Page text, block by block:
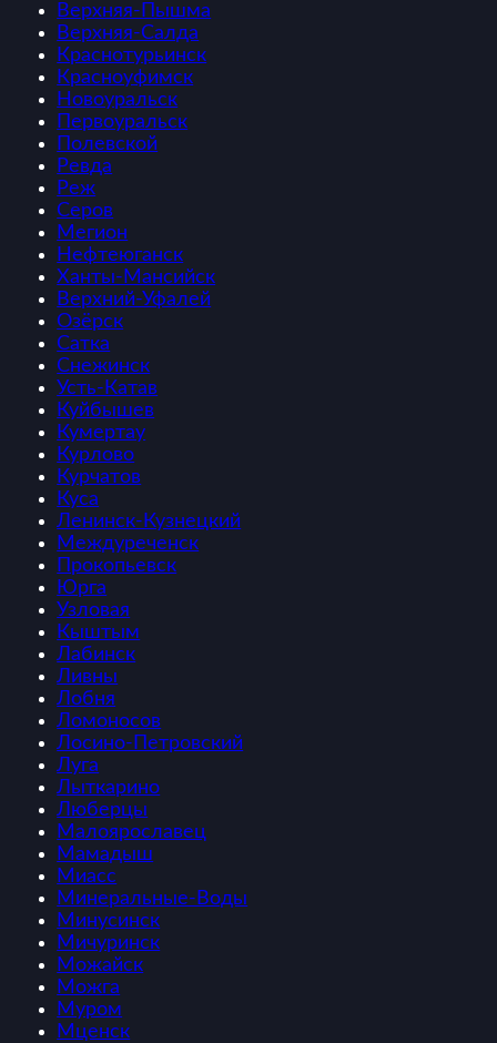
Верхняя-Пышма
Верхняя-Салда
Краснотурьинск
Красноуфимск
Новоуральск
Первоуральск
Полевской
Ревда
Реж
Серов
Мегион
Нефтеюганск
Ханты-Мансийск
Верхний-Уфалей
Озёрск
Сатка
Снежинск
Усть-Катав
Куйбышев
Кумертау
Курлово
Курчатов
Куса
Ленинск-Кузнецкий
Междуреченск
Прокопьевск
Юрга
Узловая
Кыштым
Лабинск
Ливны
Лобня
Ломоносов
Лосино-Петровский
Луга
Лыткарино
Люберцы
Малоярославец
Мамадыш
Миасс
Минеральные-Воды
Минусинск
Мичуринск
Можайск
Можга
Муром
Мценск